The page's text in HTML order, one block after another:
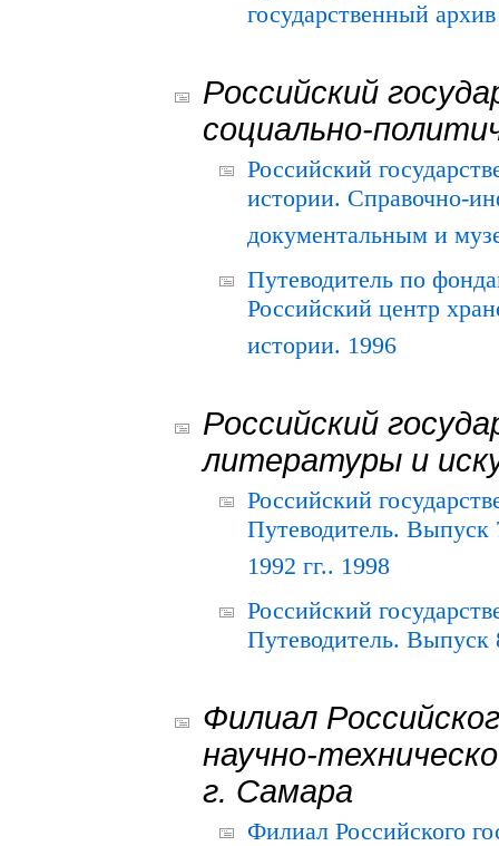
государственный
Российский
социально-
Российский
истории. Справочно-
документальным и
Путеводитель по
Российский центр
истории. 1996
Российский
литературы и
Российский
Путеводитель.
1992 гг.. 1998
Российский
Путеводитель. Выпуск
Филиал
научно-
г. Самара
Филиал Российского